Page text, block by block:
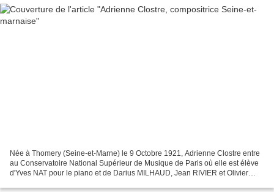
Née à Thomery (Seine-et-Marne) le 9 Octobre 1921, Adrienne Clostre entre
au Conservatoire National Supérieur de Musique de Paris où elle est élève
d'Yves NAT pour le piano et de Darius MILHAUD, Jean RIVIER et Olivier